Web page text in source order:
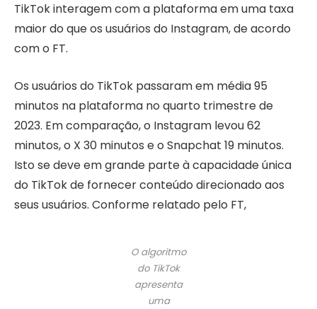
TikTok interagem com a plataforma em uma taxa
maior do que os usuários do Instagram, de acordo
com o FT.
Os usuários do TikTok passaram em média 95
minutos na plataforma no quarto trimestre de
2023. Em comparação, o Instagram levou 62
minutos, o X 30 minutos e o Snapchat 19 minutos.
Isto se deve em grande parte à capacidade única
do TikTok de fornecer conteúdo direcionado aos
seus usuários. Conforme relatado pelo FT,
O algoritmo
do TikTok
apresenta
uma